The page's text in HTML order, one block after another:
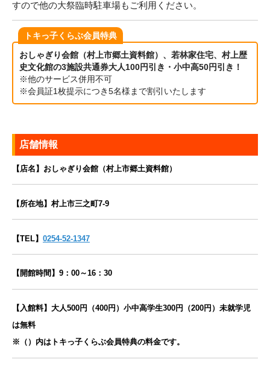
すので他の大祭臨時駐車場もご利用ください。
トキっ子くらぶ会員特典
おしゃぎり会館（村上市郷土資料館）、若林家住宅、村上歴
史文化館の3施設共通券大人100円引き・小中高50円引き！
※他のサービス併用不可
※会員証1枚提示につき5名様まで割引いたします
店舗情報
【店名】おしゃぎり会館（村上市郷土資料館）
【所在地】村上市三之町7-9
【TEL】 0254-52-1347
【開館時間】9：00～16：30
【入館料】大人500円（400円）小中高学生300円（200円）未就学児
は無料
※（）内はトキっ子くらぶ会員特典の料金です。